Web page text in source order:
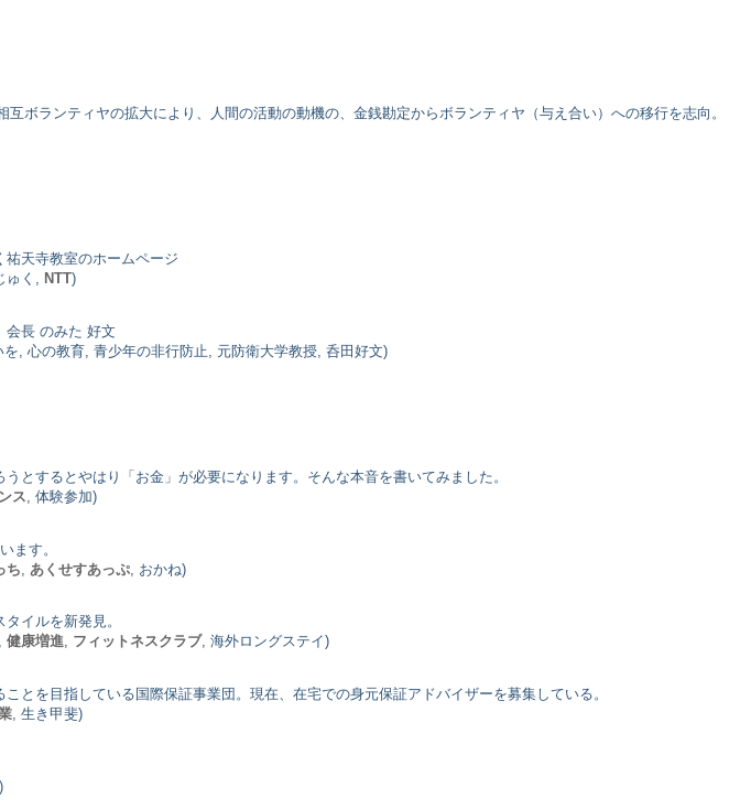
ボランティヤの拡大により、人間の活動の動機の、金銭勘定からボランティヤ（与え合い）への移行を志向。
天寺教室のホームページ
ゅく, NTT)
会長 のみた 好文
, 心の教育, 青少年の非行防止, 元防衛大学教授, 呑田好文)
とするとやはり「お金」が必要になります。そんな本音を書いてみました。
ス , 体験参加)
ます。
ち あくせすあっぷ , おかね)
イルを新発見。
健康増進 フィットネスクラブ, 海外ロングステイ)
とを目指している国際保証事業団。現在、在宅での身元保証アドバイザーを募集している。
, 生き甲斐)
)